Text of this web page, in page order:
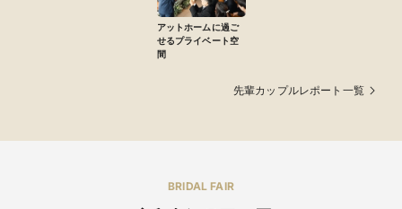
アットホームに過ご
せるプライベート空
間
先輩カップルレポート一覧
BRIDAL FAIR